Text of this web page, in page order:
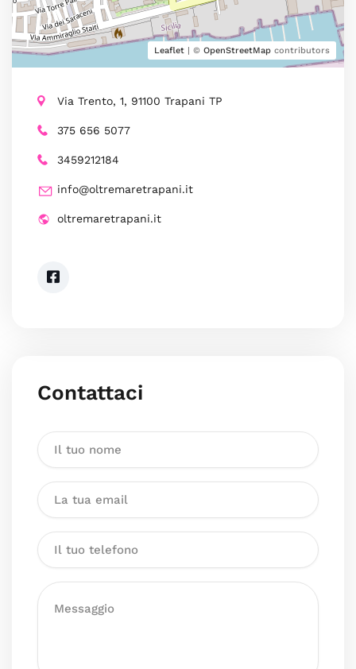
Leaflet | © OpenStreetMap contributors
Via Trento, 1, 91100 Trapani TP
375 656 5077
3459212184
info@oltremaretrapani.it
oltremaretrapani.it
Contattaci